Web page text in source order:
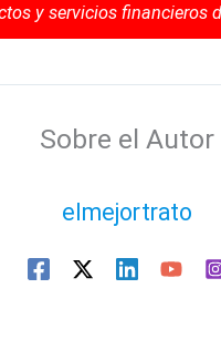
y servicios financieros
Sobre el Autor
elmejortrato